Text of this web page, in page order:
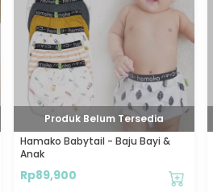
Produk Belum Tersedia
Hamako Babytail - Baju Bayi &
Anak
Rp89,900